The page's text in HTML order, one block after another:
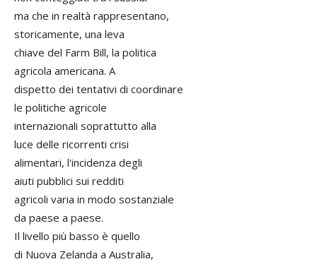
ma che in realtà rappresentano,
storicamente, una leva
chiave del Farm Bill, la politica
agricola americana. A
dispetto dei tentativi di coordinare
le politiche agricole
internazionali soprattutto alla
luce delle ricorrenti crisi
alimentari, l'incidenza degli
aiuti pubblici sui redditi
agricoli varia in modo sostanziale
da paese a paese.
Il livello più basso è quello
di Nuova Zelanda a Australia,